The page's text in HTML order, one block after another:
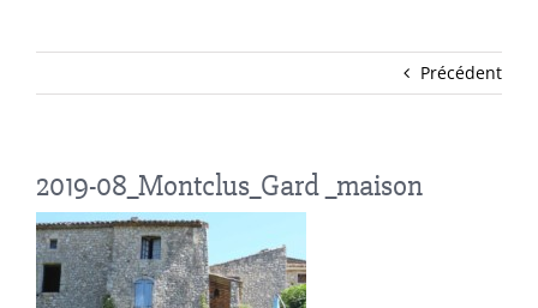
Précédent
2019-08_Montclus_Gard _maison